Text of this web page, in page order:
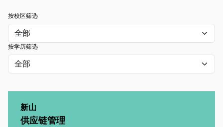
按校区筛选
按学历筛选
新山
供应链管理